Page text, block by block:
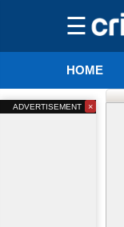
☰
HOME
ADVERTISEMENT ×